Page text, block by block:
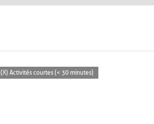
(X) Activités courtes (< 30 minutes)